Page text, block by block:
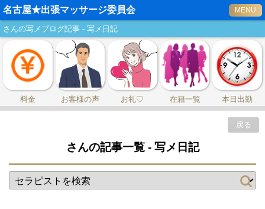
名古屋★出張マッサージ委員会 MENU
さんの写メブログ記事 - 写メ日記
料金 お客様の声 お礼♡ 在籍一覧 本日出勤
戻る
さんの記事一覧 - 写メ日記